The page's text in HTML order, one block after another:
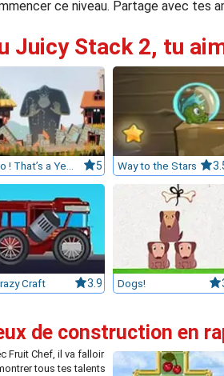
ce niveau. Partage avec tes
Juicy Stack 2, tu
Ho ! That’s a Yeti building my house ! 5 Way to the Stars
Craft 3.9 Dogs!
de construction en
Fruit Chef, il va falloir
tous tes talents